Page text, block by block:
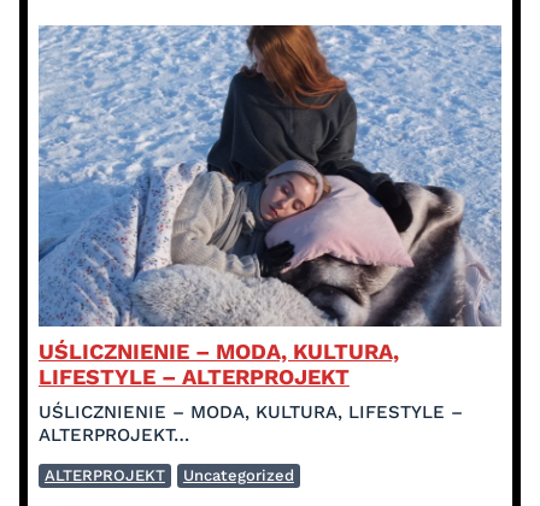
UŚLICZNIENIE – MODA, KULTURA,
LIFESTYLE – ALTERPROJEKT
ALTERPROJEKT Uncategorized
UŚLICZNIENIE – MODA, KULTURA, LIFESTYLE –
ALTERPROJEKT…